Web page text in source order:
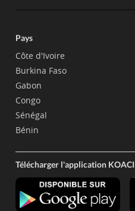
Pays
Côte d'Ivoire
Burkina Faso
Gabon
Congo
Sénégal
Bénin
Télécharger l'application KOACI